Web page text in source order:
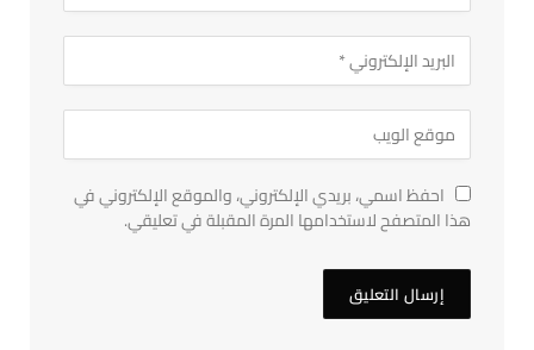
احفظ اسمي، بريدي الإلكتروني، والموقع الإلكتروني في
هذا المتصفح لاستخدامها المرة المقبلة في تعليقي.